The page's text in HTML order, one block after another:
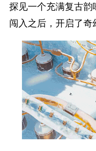
探见一个充满复古
闯入之后，开启了奇